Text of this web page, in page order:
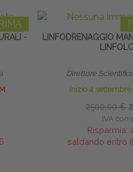
-
LINFODRENAGGIO
Direttore
inizio 4
2500,00 €
IVA
Risparmia:
saldando entro